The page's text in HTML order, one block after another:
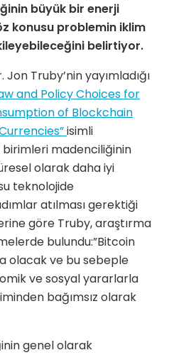
büyük bir enerji
konusu problemin iklim
belirtiyor.
Truby’nin yayımladığı
and Policy Choices for
of Blockchain
isimli
madenciliğinin
olarak daha iyi
teknolojide
atılması gerektiği
göre Truby, araştırma
bulundu:”Bitcoin
olacak ve bu sebeple
ve sosyal yararlarla
bağımsız olarak
genel olarak